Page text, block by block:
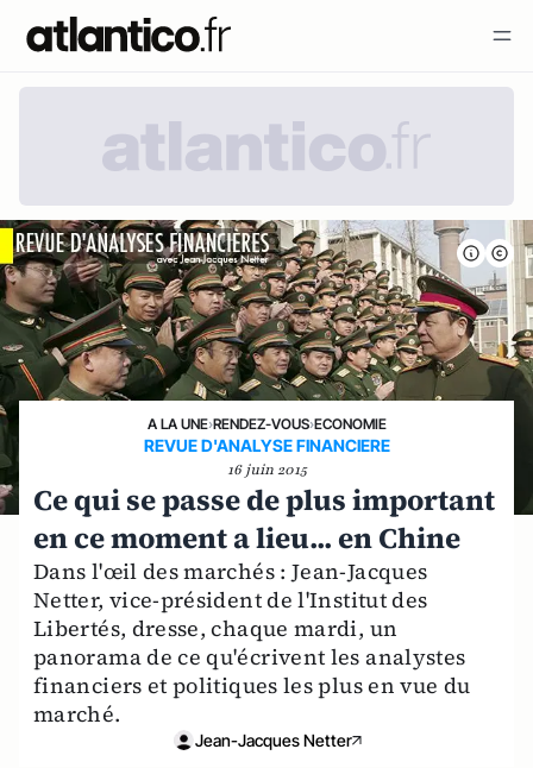
A LA UNE›RENDEZ-VOUS›ECONOMIE
REVUE D'ANALYSE FINANCIERE
16 juin 2015
Ce qui se passe de plus important
en ce moment a lieu... en Chine
Dans l'œil des marchés : Jean-Jacques
Netter, vice-président de l'Institut des
Libertés, dresse, chaque mardi, un
panorama de ce qu'écrivent les analystes
financiers et politiques les plus en vue du
marché.
Jean-Jacques Netter